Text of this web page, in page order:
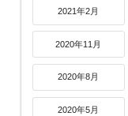
2021年2月
2020年11月
2020年8月
2020年5月